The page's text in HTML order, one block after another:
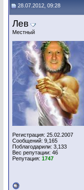
28.07.2012, 09:28
Лев
Местный
Регистрация: 25.02.2007
Сообщений: 9,165
Поблагодарили: 3,133
Вес репутации: 46
Репутация: 1747